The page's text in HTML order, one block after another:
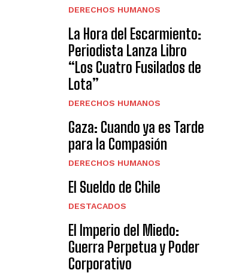
DERECHOS HUMANOS
La Hora del Escarmiento:
Periodista Lanza Libro
“Los Cuatro Fusilados de
Lota”
DERECHOS HUMANOS
Gaza: Cuando ya es Tarde
para la Compasión
DERECHOS HUMANOS
El Sueldo de Chile
DESTACADOS
El Imperio del Miedo:
Guerra Perpetua y Poder
Corporativo